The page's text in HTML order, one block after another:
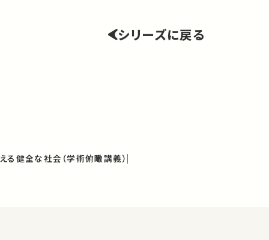
シリーズに戻る
る健全な社会（学術俯瞰講義）